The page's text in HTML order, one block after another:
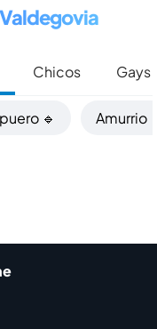
Chicos Gays
🔹 Amurrio